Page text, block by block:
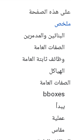
على هذه الصفحة
ملخص
البنائين والمدمرين
الصفات العامة
وظائف ثابتة العامة
الهياكل
الصفات العامة
bboxes
يبدأ
عملية
مقاس